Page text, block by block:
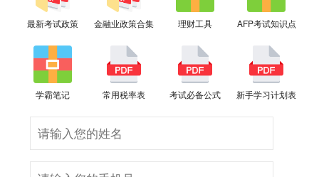
最新考试政策 金融业政策合集 理财工具 AFP考试知识点
学霸笔记 常用税率表 考试必备公式 新手学习计划表